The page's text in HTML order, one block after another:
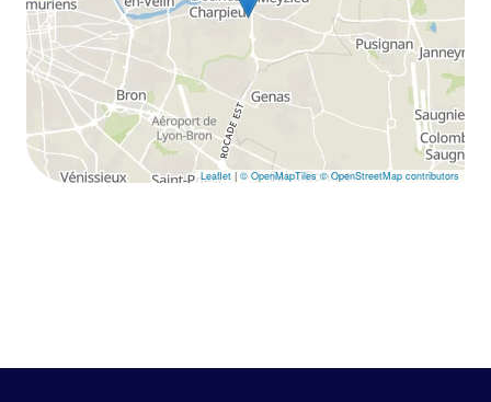
Leaflet | © OpenMapTiles © OpenStreetMap contributors